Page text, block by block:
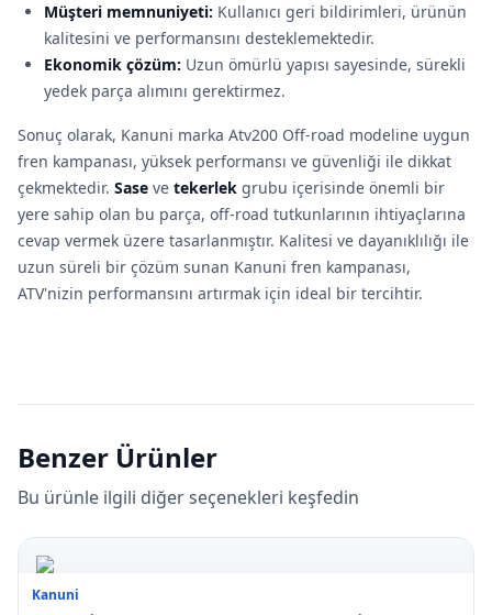
Müşteri memnuniyeti: Kullanıcı geri bildirimleri, ürünün
kalitesini ve performansını desteklemektedir.
Ekonomik çözüm: Uzun ömürlü yapısı sayesinde, sürekli
yedek parça alımını gerektirmez.
Sonuç olarak, Kanuni marka Atv200 Off-road modeline uygun
fren kampanası, yüksek performansı ve güvenliği ile dikkat
çekmektedir. Sase ve tekerlek grubu içerisinde önemli bir
yere sahip olan bu parça, off-road tutkunlarının ihtiyaçlarına
cevap vermek üzere tasarlanmıştır. Kalitesi ve dayanıklılığı ile
uzun süreli bir çözüm sunan Kanuni fren kampanası,
ATV'nizin performansını artırmak için ideal bir tercihtir.
Benzer Ürünler
Bu ürünle ilgili diğer seçenekleri keşfedin
Kanuni